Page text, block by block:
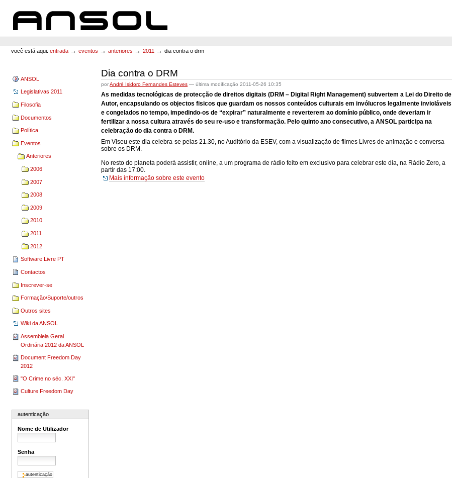
conteúdo.
navegação
ANSOL
Pessoais
você está aqui: entrada →eventos →anteriores →2011 →dia contra o drm
ANSOL
Legislativas 2011
Filosofia
Documentos
Política
Eventos
Anteriores
2006
2007
2008
2009
2010
2011
2012
Software Livre PT
Contactos
Inscrever-se
Formação/Suporte/outros
Outros sites
Wiki da ANSOL
Assembleia Geral
Ordinária 2012 da ANSOL
Document Freedom Day
2012
"O Crime no séc. XXI"
Culture Freedom Day
autenticação
Nome de Utilizador
Senha
Dia contra o DRM
porAndré Isidoro Fernandes Esteves —última modificação 2011-05-26 10:35
As medidas tecnológicas de protecção de direitos digitais (DRM – Digital Right Management) subvertem a Lei do Direito de
Autor, encapsulando os objectos fisicos que guardam os nossos conteúdos culturais em invólucros legalmente invioláveis
e congelados no tempo, impedindo-os de “expirar” naturalmente e reverterem ao domínio público, onde deveriam ir
fertilizar a nossa cultura através do seu re-uso e transformação. Pelo quinto ano consecutivo, a ANSOL participa na
celebração do dia contra o DRM.
Em Viseu este dia celebra-se pelas 21.30, no Auditório da ESEV, com a visualização de filmes Livres de animação e conversa
sobre os DRM.
No resto do planeta poderá assistir, online, a um programa de rádio feito em exclusivo para celebrar este dia, na Rádio Zero, a
partir das 17:00.
Mais informação sobre este evento